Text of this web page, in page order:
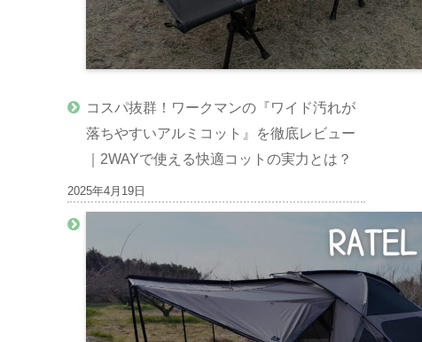
コスパ抜群！ワークマンの『ワイド汚れが
落ちやすいアルミコット』を徹底レビュー
｜2WAYで使える快適コットの実力とは？
2025年4月19日